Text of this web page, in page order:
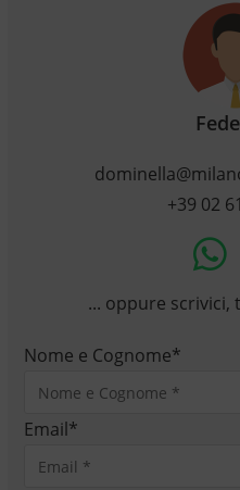
+39 02
... oppure
Nome e Cognome*
Email*